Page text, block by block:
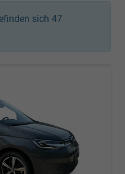
sich 47